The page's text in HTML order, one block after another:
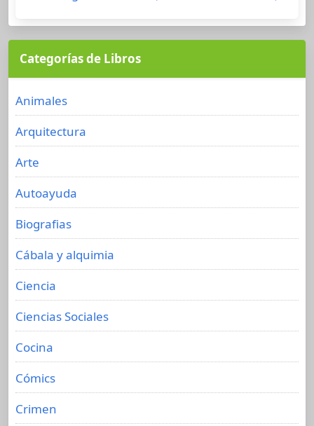
Categorías de Libros
Animales
Arquitectura
Arte
Autoayuda
Biografias
Cábala y alquimia
Ciencia
Ciencias Sociales
Cocina
Cómics
Crimen